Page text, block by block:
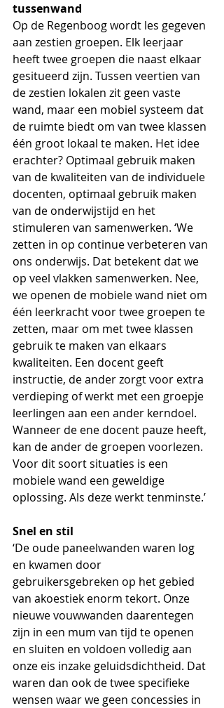
tussenwand
Op de Regenboog wordt les gegeven
aan zestien groepen. Elk leerjaar
heeft twee groepen die naast elkaar
gesitueerd zijn. Tussen veertien van
de zestien lokalen zit geen vaste
wand, maar een mobiel systeem dat
de ruimte biedt om van twee klassen
één groot lokaal te maken. Het idee
erachter? Optimaal gebruik maken
van de kwaliteiten van de individuele
docenten, optimaal gebruik maken
van de onderwijstijd en het
stimuleren van samenwerken. ‘We
zetten in op continue verbeteren van
ons onderwijs. Dat betekent dat we
op veel vlakken samenwerken. Nee,
we openen de mobiele wand niet om
één leerkracht voor twee groepen te
zetten, maar om met twee klassen
gebruik te maken van elkaars
kwaliteiten. Een docent geeft
instructie, de ander zorgt voor extra
verdieping of werkt met een groepje
leerlingen aan een ander kerndoel.
Wanneer de ene docent pauze heeft,
kan de ander de groepen voorlezen.
Voor dit soort situaties is een
mobiele wand een geweldige
oplossing. Als deze werkt tenminste.’
Snel en stil
‘De oude paneelwanden waren log
en kwamen door
gebruikersgebreken op het gebied
van akoestiek enorm tekort. Onze
nieuwe vouwwanden daarentegen
zijn in een mum van tijd te openen
en sluiten en voldoen volledig aan
onze eis inzake geluidsdichtheid. Dat
waren dan ook de twee specifieke
wensen waar we geen concessies in